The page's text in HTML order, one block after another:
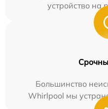
устройство на
Большинство
Whirlpool мы